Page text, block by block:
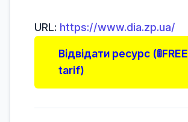
URL: https://www.dia.zp.ua/
Відвідати ресурс (🚦FREE
tarif)